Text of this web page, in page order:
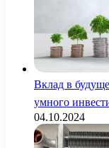
Вклад в
умного
04.10.2024